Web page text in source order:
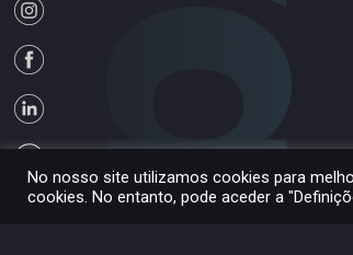
No nosso site utilizamos cookies para
cookies. No entanto, pode aceder a